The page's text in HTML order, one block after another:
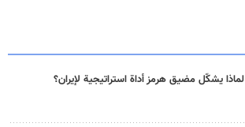
لماذا يشكّل مضيق هرمز أداة استراتيجية لإيران؟